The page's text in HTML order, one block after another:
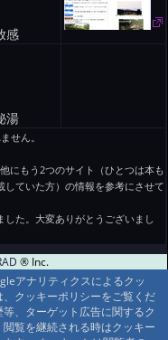
感
湯
せん。
にもう2つのサイト（ひとつは本も
ていた方）の情報を参考にさせて
た。大変ありがとうございまし
アナリティクスによるクッ
クッキーポリシーをご覧くだ
、ターゲット広告に関するク
覧を継続される時はクッキー
® Inc.
アナリティクスによるクッ
クッキーポリシーをご覧くだ
、ターゲット広告に関するク
覧を継続される時はクッキー